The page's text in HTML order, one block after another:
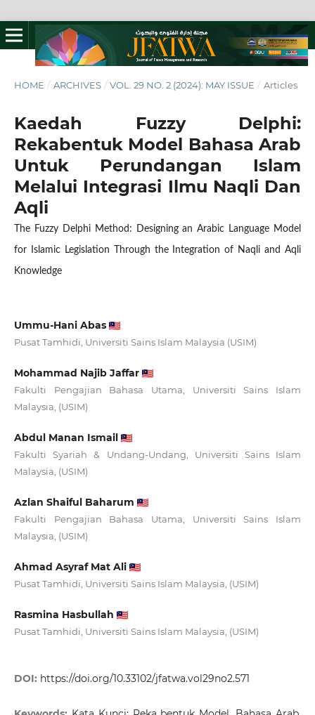
HOME / ARCHIVES / VOL. 29 NO. 2 (2024): MAY ISSUE / Articles
Kaedah Fuzzy Delphi:
Rekabentuk Model Bahasa Arab
Untuk Perundangan Islam
Melalui Integrasi Ilmu Naqli Dan
Aqli
The Fuzzy Delphi Method: Designing an Arabic Language Model
for Islamic Legislation Through the Integration of Naqli and Aqli
Knowledge
Ummu-Hani Abas
Pusat Tamhidi, Universiti Sains Islam Malaysia (USIM)
Mohammad Najib Jaffar
Fakulti Pengajian Bahasa Utama, Universiti Sains Islam
Malaysia, (USIM)
Abdul Manan Ismail
Fakulti Syariah & Undang-Undang, Universiti Sains Islam
Malaysia, (USIM)
Azlan Shaiful Baharum
Fakulti Pengajian Bahasa Utama, Universiti Sains Islam
Malaysia, (USIM)
Ahmad Asyraf Mat Ali
Pusat Tamhidi, Universiti Sains Islam Malaysia, (USIM)
Rasmina Hasbullah
Pusat Tamhidi, Universiti Sains Islam Malaysia, (USIM)
DOI: https://doi.org/10.33102/jfatwa.vol29no2.571